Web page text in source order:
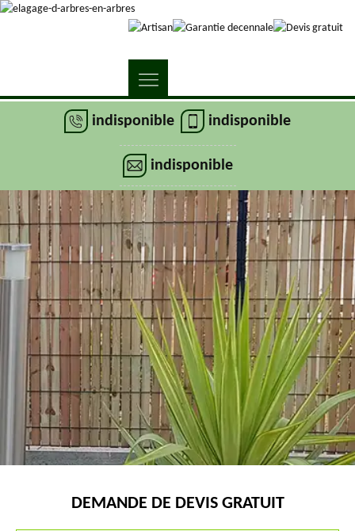
indisponible indisponible
indisponible
DEMANDE DE DEVIS GRATUIT